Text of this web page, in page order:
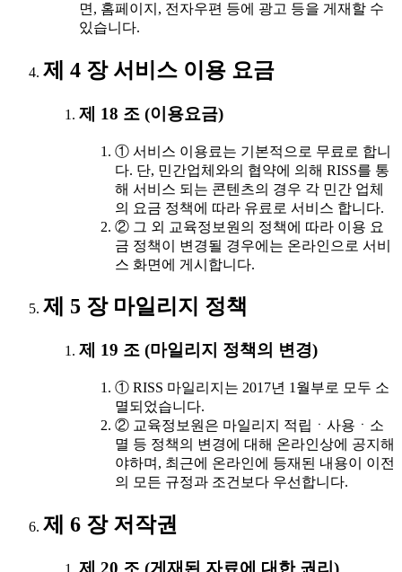
면, 홈페이지, 전자우편 등에 광고 등을 게재할 수
있습니다.
제 4 장 서비스 이용 요금
제 18 조 (이용요금)
① 서비스 이용료는 기본적으로 무료로 합니
다. 단, 민간업체와의 협약에 의해 RISS를 통
해 서비스 되는 콘텐츠의 경우 각 민간 업체
의 요금 정책에 따라 유료로 서비스 합니다.
② 그 외 교육정보원의 정책에 따라 이용 요
금 정책이 변경될 경우에는 온라인으로 서비
스 화면에 게시합니다.
제 5 장 마일리지 정책
제 19 조 (마일리지 정책의 변경)
① RISS 마일리지는 2017년 1월부로 모두 소
멸되었습니다.
② 교육정보원은 마일리지 적립ㆍ사용ㆍ소
멸 등 정책의 변경에 대해 온라인상에 공지해
야하며, 최근에 온라인에 등재된 내용이 이전
의 모든 규정과 조건보다 우선합니다.
제 6 장 저작권
제 20 조 (게재된 자료에 대한 권리)